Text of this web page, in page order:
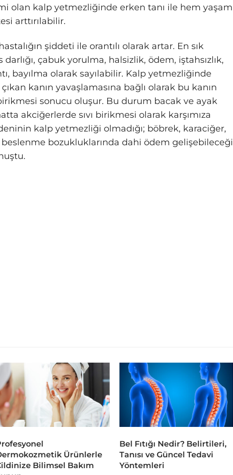
olan kalp yetmezliğinde erken tanı ile hem yaşam
arttırılabilir.
şiddeti ile orantılı olarak artar. En sık
darlığı, çabuk yorulma, halsizlik, ödem, iştahsızlık,
bayılma olarak sayılabilir. Kalp yetmezliğinde
kanın yavaşlamasına bağlı olarak bu kanın
sonucu oluşur. Bu durum bacak ve ayak
akciğerlerde sıvı birikmesi olarak karşımıza
kalp yetmezliği olmadığı; böbrek, karaciğer,
bozukluklarında dahi ödem gelişebileceği
Ürünlerle
Bilimsel Bakım
Bel Fıtığı Nedir? Belirtileri,
Tanısı ve Güncel Tedavi
Yöntemleri